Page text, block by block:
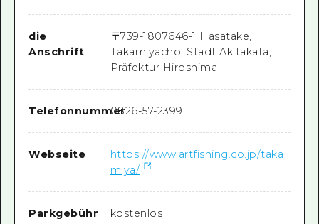
die
Anschrift
〒739-1807646-1 Hasatake,
Takamiyacho, Stadt Akitakata,
Präfektur Hiroshima
Telefonnummer0826-57-2399
Webseite
https://www.artfishing.co.jp/taka
miya/
Parkgebühr kostenlos